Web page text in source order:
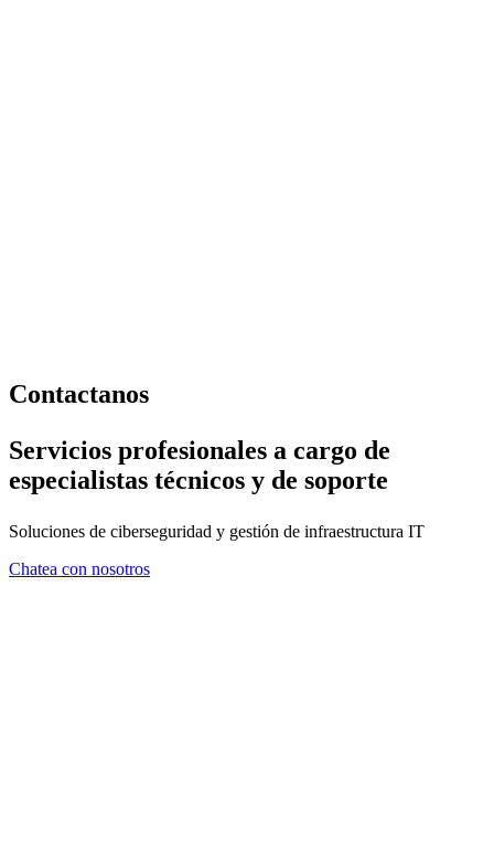
Contactanos
Servicios profesionales a cargo de
especialistas técnicos y de soporte
Soluciones de ciberseguridad y gestión de infraestructura IT
Chatea con nosotros